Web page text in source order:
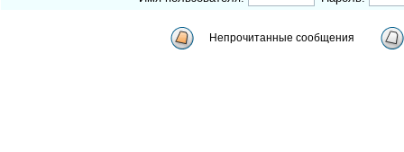
Непрочитанные сообщения